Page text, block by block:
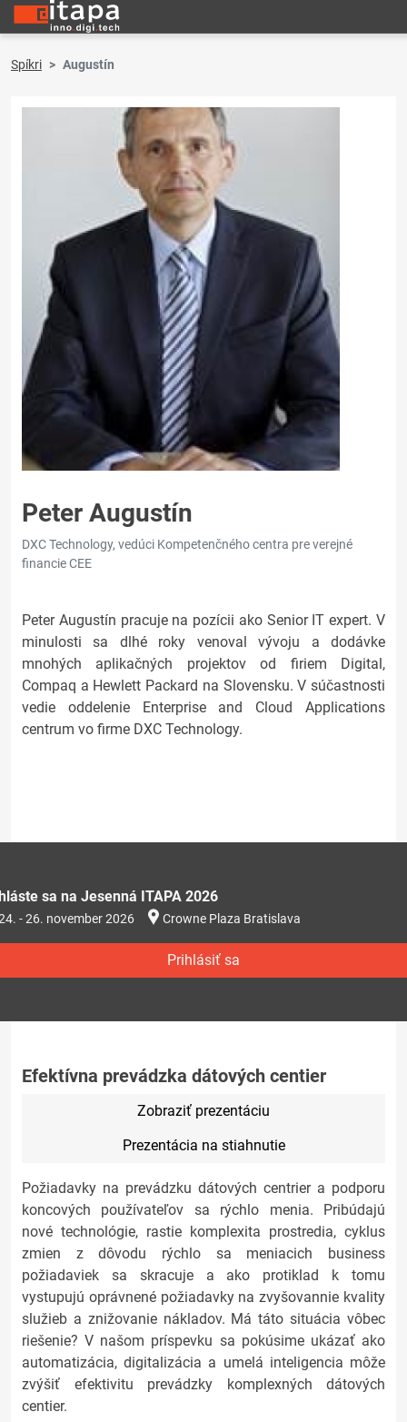
Spíkri Augustín
Peter Augustín
DXC Technology, vedúci Kompetenčného centra pre verejné
financie CEE
Peter Augustín pracuje na pozícii ako Senior IT expert. V
minulosti sa dlhé roky venoval vývoju a dodávke
mnohých aplikačných projektov od firiem Digital,
Compaq a Hewlett Packard na Slovensku. V súčastnosti
vedie oddelenie Enterprise and Cloud Applications
centrum vo firme DXC Technology.
sa na Jesenná ITAPA 2026
- 26. november 2026 Crowne Plaza Bratislava
Prihlásiť sa
Efektívna prevádzka dátových centier
Zobraziť prezentáciu
Prezentácia na stiahnutie
Požiadavky na prevádzku dátových centrier a podporu
koncových používateľov sa rýchlo menia. Pribúdajú
nové technológie, rastie komplexita prostredia, cyklus
zmien z dôvodu rýchlo sa meniacich business
požiadaviek sa skracuje a ako protiklad k tomu
vystupujú oprávnené požiadavky na zvyšovannie kvality
služieb a znižovanie nákladov. Má táto situácia vôbec
riešenie? V našom príspevku sa pokúsime ukázať ako
automatizácia, digitalizácia a umelá inteligencia môže
zvýšiť efektivitu prevádzky komplexných dátových
centier.